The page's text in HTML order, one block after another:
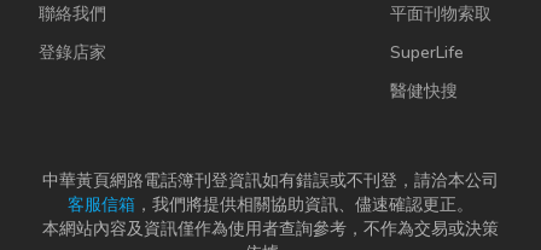
聯絡我們
登錄店家
平面刊物索取
SuperLife
醫健快搜
中華黃頁網路電話簿刊登資訊如有錯誤或不刊登，請洽本公司
客服信箱 ，我們將提供相關協助資訊、儘速確認更正。
本網站內容及資訊僅作為使用者查詢參考，不作為交易或決策